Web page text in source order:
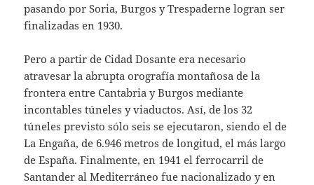
pasando por Soria, Burgos y Trespaderne logran ser
finalizadas en 1930.
Pero a partir de Cidad Dosante era necesario
atravesar la abrupta orografía montañosa de la
frontera entre Cantabria y Burgos mediante
incontables túneles y viaductos. Así, de los 32
túneles previsto sólo seis se ejecutaron, siendo el de
La Engaña, de 6.946 metros de longitud, el más largo
de España. Finalmente, en 1941 el ferrocarril de
Santander al Mediterráneo fue nacionalizado y en